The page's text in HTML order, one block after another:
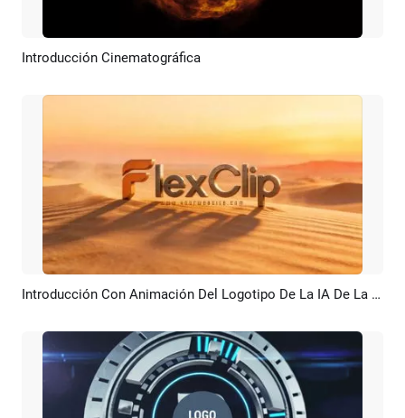
Previsualizar
Introducción Cinematográfica
Previsualizar Crear IA Introducción Con Animación Del Logotipo De La IA De La Duna De Arena Del Desierto